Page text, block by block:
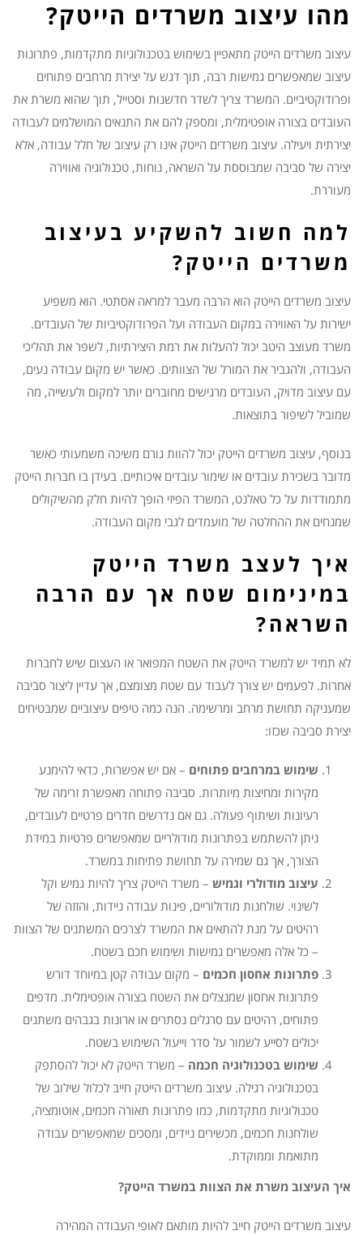
מהו עיצוב משרדים הייטק?
עיצוב משרדים הייטק מתאפיין בשימוש בטכנולוגיות מתקדמות, פתרונות
עיצוב שמאפשרים גמישות רבה, תוך דגש על יצירת מרחבים פתוחים
ופרודוקטיביים. המשרד צריך לשדר חדשנות וסטייל, תוך שהוא משרת את
העובדים בצורה אופטימלית, ומספק להם את התנאים המושלמים לעבודה
יצירתית ויעילה. עיצוב משרדים הייטק אינו רק עיצוב של חלל עבודה, אלא
יצירה של סביבה שמבוססת על השראה, נוחות, טכנולוגיה ואווירה
מעוררת.
למה חשוב להשקיע בעיצוב
משרדים הייטק?
עיצוב משרדים הייטק הוא הרבה מעבר למראה אסתטי. הוא משפיע
ישירות על האווירה במקום העבודה ועל הפרודוקטיביות של העובדים.
משרד מעוצב היטב יכול להעלות את רמת היצירתיות, לשפר את תהליכי
העבודה, ולהגביר את המורל של הצוותים. כאשר יש מקום עבודה נעים,
עם עיצוב מדויק, העובדים מרגישים מחוברים יותר למקום ולעשייה, מה
שמוביל לשיפור בתוצאות.
בנוסף, עיצוב משרדים הייטק יכול להוות גורם משיכה משמעותי כאשר
מדובר בשכירת עובדים או שימור עובדים איכותיים. בעידן בו חברות הייטק
מתמודדות על כל טאלנט, המשרד הפיזי הופך להיות חלק מהשיקולים
שמנחים את ההחלטה של מועמדים לגבי מקום העבודה.
איך לעצב משרד הייטק
במינימום שטח אך עם הרבה
השראה?
לא תמיד יש למשרד הייטק את השטח המפואר או העצום שיש לחברות
אחרות. לפעמים יש צורך לעבוד עם שטח מצומצם, אך עדיין ליצור סביבה
שמעניקה תחושת מרחב ומרשימה. הנה כמה טיפים עיצוביים שמבטיחים
יצירת סביבה שכזו:
שימוש במרחבים פתוחים – אם יש אפשרות, כדאי להימנע
מקירות ומחיצות מיותרות. סביבה פתוחה מאפשרת זרימה של
רעיונות ושיתוף פעולה. גם אם נדרשים חדרים פרטיים לעובדים,
ניתן להשתמש בפתרונות מודולריים שמאפשרים פרטיות במידת
הצורך, אך גם שמירה על תחושת פתיחות במשרד.
עיצוב מודולרי וגמיש – משרד הייטק צריך להיות גמיש וקל
לשינוי. שולחנות מודולוריים, פינות עבודה ניידות, והזזה של
רהיטים על מנת להתאים את המשרד לצרכים המשתנים של הצוות
– כל אלה מאפשרים גמישות ושימוש חכם בשטח.
פתרונות אחסון חכמים – מקום עבודה קטן במיוחד דורש
פתרונות אחסון שמנצלים את השטח בצורה אופטימלית. מדפים
פתוחים, רהיטים עם סרגלים נסתרים או ארונות בגבהים משתנים
יכולים לסייע לשמור על סדר וייעול השימוש בשטח.
שימוש בטכנולוגיה חכמה – משרד הייטק לא יכול להסתפק
בטכנולוגיה רגילה. עיצוב משרדים הייטק חייב לכלול שילוב של
טכנולוגיות מתקדמות, כמו פתרונות תאורה חכמים, אוטומציה,
שולחנות חכמים, מכשירים ניידים, ומסכים שמאפשרים עבודה
מתואמת וממוקדת.
איך העיצוב משרת את הצוות במשרד הייטק?
עיצוב משרדים הייטק חייב להיות מותאם לאופי העבודה המהירה